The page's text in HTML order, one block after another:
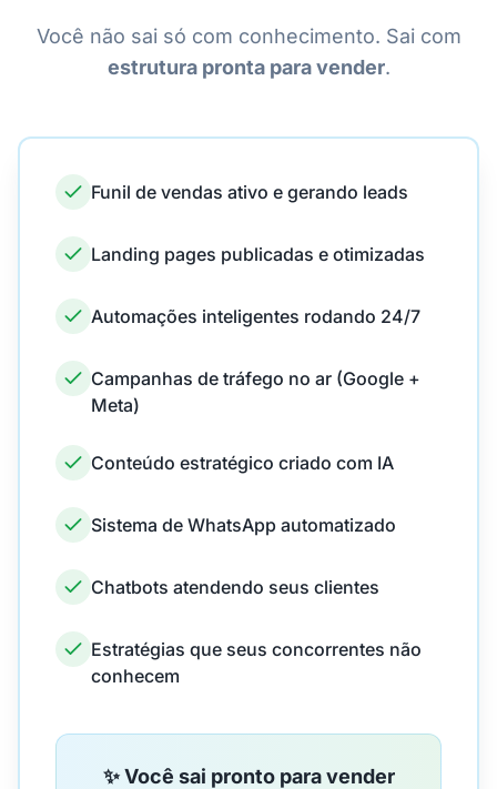
Você não sai só com conhecimento. Sai com
estrutura pronta para vender.
Funil de vendas ativo e gerando leads
Landing pages publicadas e otimizadas
Automações inteligentes rodando 24/7
Campanhas de tráfego no ar (Google +
Meta)
Conteúdo estratégico criado com IA
Sistema de WhatsApp automatizado
Chatbots atendendo seus clientes
Estratégias que seus concorrentes não
conhecem
✨ Você sai pronto para vender